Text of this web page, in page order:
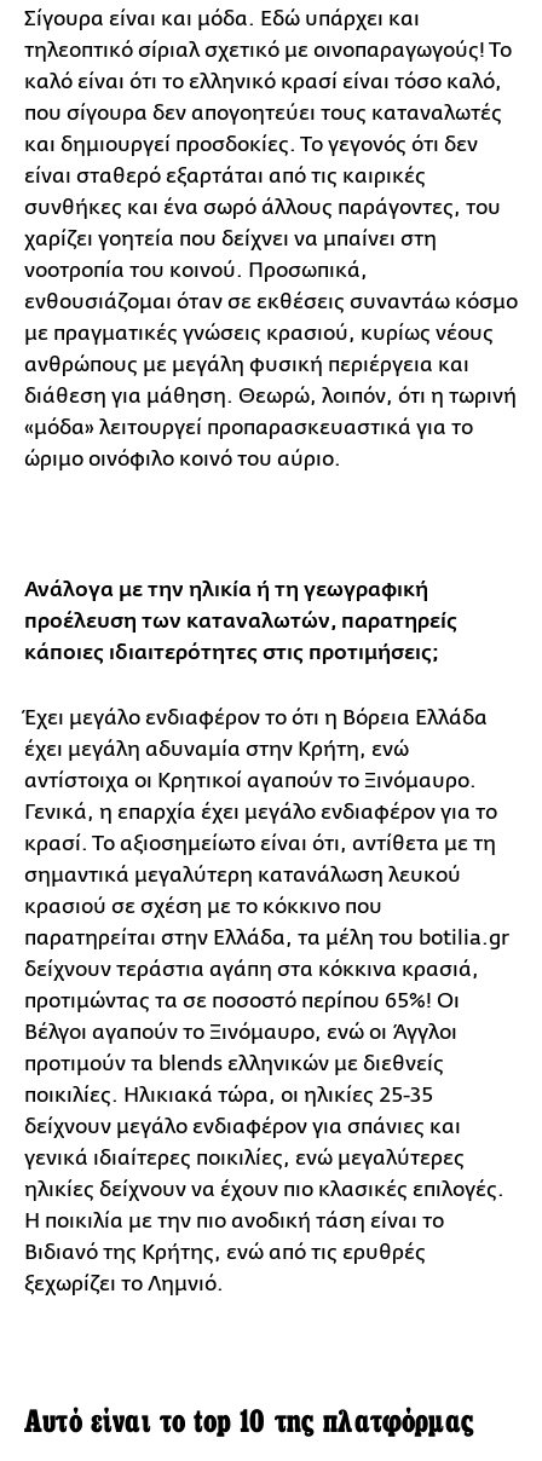
Σίγουρα είναι και μόδα. Εδώ υπάρχει και
τηλεοπτικό σίριαλ σχετικό με οινοπαραγωγούς! Το
καλό είναι ότι το ελληνικό κρασί είναι τόσο καλό,
που σίγουρα δεν απογοητεύει τους καταναλωτές
και δημιουργεί προσδοκίες. Το γεγονός ότι δεν
είναι σταθερό εξαρτάται από τις καιρικές
συνθήκες και ένα σωρό άλλους παράγοντες, του
χαρίζει γοητεία που δείχνει να μπαίνει στη
νοοτροπία του κοινού. Προσωπικά,
ενθουσιάζομαι όταν σε εκθέσεις συναντάω κόσμο
με πραγματικές γνώσεις κρασιού, κυρίως νέους
ανθρώπους με μεγάλη φυσική περιέργεια και
διάθεση για μάθηση. Θεωρώ, λοιπόν, ότι η τωρινή
«μόδα» λειτουργεί προπαρασκευαστικά για το
ώριμο οινόφιλο κοινό του αύριο.
Ανάλογα με την ηλικία ή τη γεωγραφική
προέλευση των καταναλωτών, παρατηρείς
κάποιες ιδιαιτερότητες στις προτιμήσεις;
Έχει μεγάλο ενδιαφέρον το ότι η Βόρεια Ελλάδα
έχει μεγάλη αδυναμία στην Κρήτη, ενώ
αντίστοιχα οι Κρητικοί αγαπούν το Ξινόμαυρο.
Γενικά, η επαρχία έχει μεγάλο ενδιαφέρον για το
κρασί. Το αξιοσημείωτο είναι ότι, αντίθετα με τη
σημαντικά μεγαλύτερη κατανάλωση λευκού
κρασιού σε σχέση με το κόκκινο που
παρατηρείται στην Ελλάδα, τα μέλη του botilia.gr
δείχνουν τεράστια αγάπη στα κόκκινα κρασιά,
προτιμώντας τα σε ποσοστό περίπου 65%! Οι
Βέλγοι αγαπούν το Ξινόμαυρο, ενώ οι Άγγλοι
προτιμούν τα blends ελληνικών με διεθνείς
ποικιλίες. Ηλικιακά τώρα, οι ηλικίες 25-35
δείχνουν μεγάλο ενδιαφέρον για σπάνιες και
γενικά ιδιαίτερες ποικιλίες, ενώ μεγαλύτερες
ηλικίες δείχνουν να έχουν πιο κλασικές επιλογές.
Η ποικιλία με την πιο ανοδική τάση είναι το
Βιδιανό της Κρήτης, ενώ από τις ερυθρές
ξεχωρίζει το Λημνιό.
Αυτό είναι το top 10 της πλατφόρμας